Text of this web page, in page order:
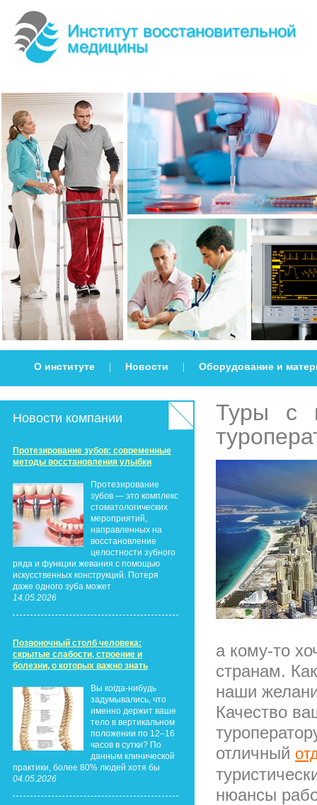
О институте Новости Оборудование и
Новости компании
Протезирование зубов: современные
методы восстановления улыбки
Протезирование
зубов — это комплекс
стоматологических
мероприятий,
направленных на
восстановление
целостности зубного
ряда и функции жевания с помощью
искусственных конструкций. Потеря
даже одного зуба может
14.05.2026
Позвоночный столб человека:
скрытые слабости, строение и
болезни, о которых важно знать
Вы когда-нибудь
задумывались, что
именно держит ваше
тело в вертикальном
положении по 12–16
часов в сутки? По
данным клинической
практики, более 80% людей хотя бы
04.05.2026
Туры с
а кому-то
странам.
наши
Качество
отличный
нюансы